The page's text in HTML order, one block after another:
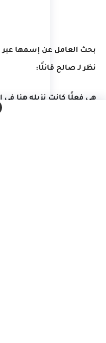
بحث العامل عن إسمها عبر
نظر لـ صالح قائلًا:
هى فعلًا كانت نزيله هنا
الفندق النهارده قبل الفجر